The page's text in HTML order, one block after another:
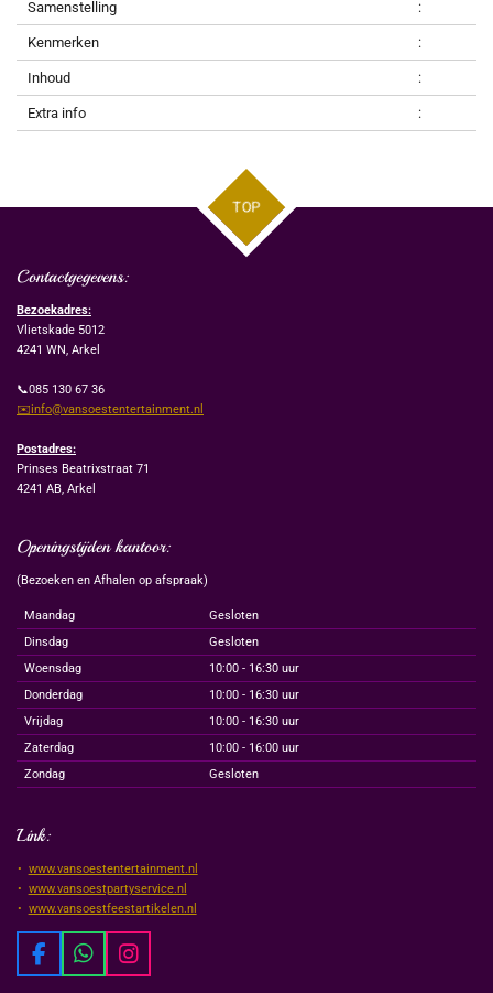
Samenstelling :
Kenmerken :
Inhoud :
Extra info :
TOP
Contactgegevens:
Bezoekadres:
Vlietskade 5012
4241 WN, Arkel
📞085 130 67 36
✉️info@vansoestentertainment.nl
Postadres:
Prinses Beatrixstraat 71
4241 AB, Arkel
Openingstijden kantoor:
(Bezoeken en Afhalen op afspraak)
Maandag
Gesloten
Dinsdag
Gesloten
Woensdag
10:00 - 16:30 uur
Donderdag
10:00 - 16:30 uur
Vrijdag
10:00 - 16:30 uur
Zaterdag
10:00 - 16:00 uur
Zondag
Gesloten
Link:
www.vansoestentertainment.nl
www.vansoestpartyservice.nl
www.vansoestfeestartikelen.nl
F
a
W
h
I
n